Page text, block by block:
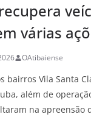
várias
OAtibaiense
bairros Vila Santa
além de
na apreensão